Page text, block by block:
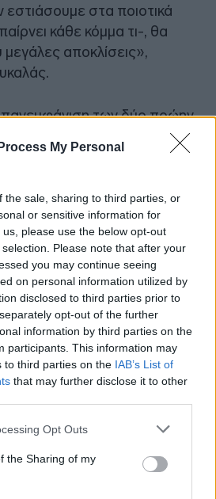
My Personal
the sale, sharing to third parties, or
or sensitive information for
please use the below opt-out
Please note that after your
you may continue seeing
on personal information utilized by
disclosed to third parties prior to
opt-out of the further
information by third parties on the
participants. This information may
to third parties on the IAB’s List of
that may further disclose it to other
app uses one or more Google
usage behaviour. You may click to
Google and its third-party tags to
specified purposes in below Google
Opt Outs
the Sharing of my
εστιάσουμε στα ποιοτικά
κάθε κόμμα τι-, θα
μεγάλες αποκλίσεις»,
των δύο πρώην
δεξιάς πολυκατοικίας η
αφήνει ένα χώρο στον κ.
κεντροαριστεράς, λέει ο
προοδευτικό από το ΠΑΣΟΚ;
Πιο αριστερό; Πιο
ακούσει κάτι. Να δούμε
του. Το ακροατήριο του, σε
φαίνεται πεπερασμένο.
θα φανεί ποιος έχει
έτοιμος να συγκρουστεί με
ολιγαρχία αν χρειαστεί.
να είναι ο προοδευτικός